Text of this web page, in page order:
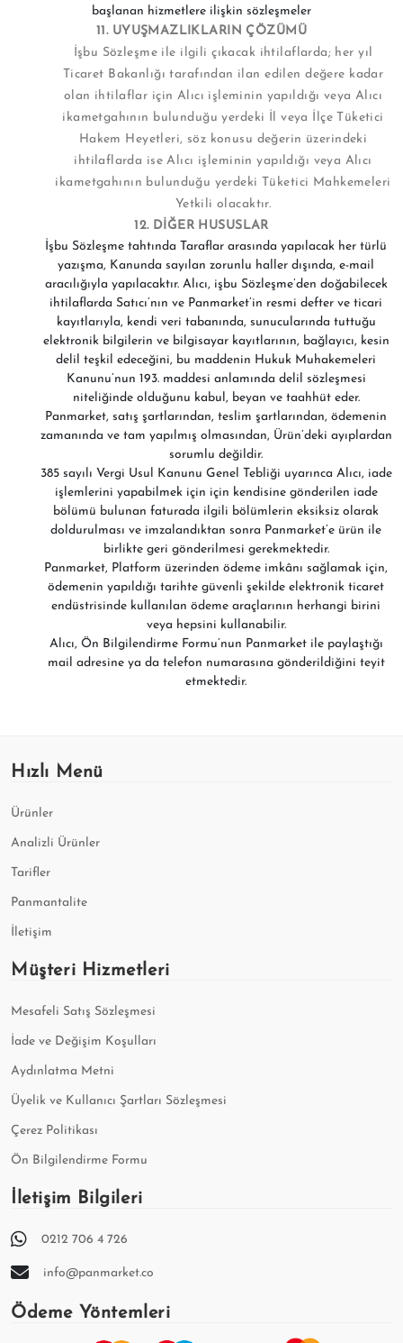
başlanan hizmetlere ilişkin sözleşmeler
11. UYUŞMAZLIKLARIN ÇÖZÜMÜ
İşbu Sözleşme ile ilgili çıkacak ihtilaflarda; her yıl
Ticaret Bakanlığı tarafından ilan edilen değere kadar
olan ihtilaflar için Alıcı işleminin yapıldığı veya Alıcı
ikametgahının bulunduğu yerdeki İl veya İlçe Tüketici
Hakem Heyetleri, söz konusu değerin üzerindeki
ihtilaflarda ise Alıcı işleminin yapıldığı veya Alıcı
ikametgahının bulunduğu yerdeki Tüketici Mahkemeleri
Yetkili olacaktır.
12. DİĞER HUSUSLAR
İşbu Sözleşme tahtında Taraflar arasında yapılacak her türlü
yazışma, Kanunda sayılan zorunlu haller dışında, e-mail
aracılığıyla yapılacaktır. Alıcı, işbu Sözleşme’den doğabilecek
ihtilaflarda Satıcı’nın ve Panmarket’in resmi defter ve ticari
kayıtlarıyla, kendi veri tabanında, sunucularında tuttuğu
elektronik bilgilerin ve bilgisayar kayıtlarının, bağlayıcı, kesin
delil teşkil edeceğini, bu maddenin Hukuk Muhakemeleri
Kanunu’nun 193. maddesi anlamında delil sözleşmesi
niteliğinde olduğunu kabul, beyan ve taahhüt eder.
Panmarket, satış şartlarından, teslim şartlarından, ödemenin
zamanında ve tam yapılmış olmasından, Ürün’deki ayıplardan
sorumlu değildir.
385 sayılı Vergi Usul Kanunu Genel Tebliği uyarınca Alıcı, iade
işlemlerini yapabilmek için için kendisine gönderilen iade
bölümü bulunan faturada ilgili bölümlerin eksiksiz olarak
doldurulması ve imzalandıktan sonra Panmarket’e ürün ile
birlikte geri gönderilmesi gerekmektedir.
Panmarket, Platform üzerinden ödeme imkânı sağlamak için,
ödemenin yapıldığı tarihte güvenli şekilde elektronik ticaret
endüstrisinde kullanılan ödeme araçlarının herhangi birini
veya hepsini kullanabilir.
Alıcı, Ön Bilgilendirme Formu’nun Panmarket ile paylaştığı
mail adresine ya da telefon numarasına gönderildiğini teyit
etmektedir.
Hızlı Menü
Ürünler
Analizli Ürünler
Tarifler
Panmantalite
İletişim
Müşteri Hizmetleri
Mesafeli Satış Sözleşmesi
İade ve Değişim Koşulları
Aydınlatma Metni
Üyelik ve Kullanıcı Şartları Sözleşmesi
Çerez Politikası
Ön Bilgilendirme Formu
İletişim Bilgileri
0212 706 4 726
info@panmarket.co
Ödeme Yöntemleri